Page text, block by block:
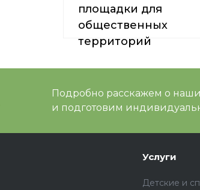
площадки для
общественных
территорий
Подробно расскажем о
и подготовим
Услуги
Детские и